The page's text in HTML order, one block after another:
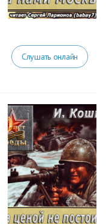
Слушать онлайн